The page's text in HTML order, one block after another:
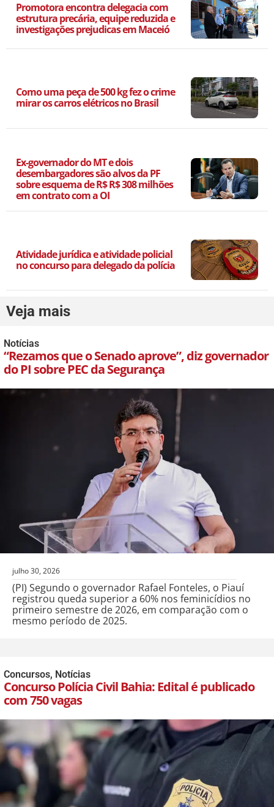
Promotora encontra delegacia com
estrutura precária, equipe reduzida e
investigações prejudicas em Maceió
Como uma peça de 500 kg fez o crime
mirar os carros elétricos no Brasil
Ex-governador do MT e dois
desembargadores são alvos da PF
sobre esquema de R$ R$ 308 milhões
em contrato com a OI
Atividade jurídica e atividade policial
no concurso para delegado da polícia
Veja mais
Notícias
“Rezamos que o Senado aprove”, diz governador
do PI sobre PEC da Segurança
julho 30, 2026
(PI) Segundo o governador Rafael Fonteles, o Piauí
registrou queda superior a 60% nos feminicídios no
primeiro semestre de 2026, em comparação com o
mesmo período de 2025.
Concursos, Notícias
Concurso Polícia Civil Bahia: Edital é publicado
com 750 vagas